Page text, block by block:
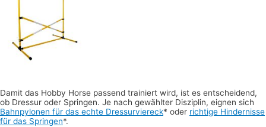
Damit das Hobby Horse passend trainiert wird, ist es entscheidend,
ob Dressur oder Springen. Je nach gewählter Disziplin, eignen sich
Bahnpylonen für das echte Dressurviereck* oder richtige Hindernisse
für das Springen*.